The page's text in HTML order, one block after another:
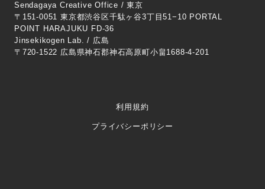
Sendagaya Creative Office / 東京
〒151-0051 東京都渋谷区千駄ヶ谷3丁目51−10 PORTAL
POINT HARAJUKU FD-36
Jinsekikogen Lab. / 広島
〒720-1522 広島県神石郡神石高原町小畠1688-4-201
利用規約
プライバシーポリシー